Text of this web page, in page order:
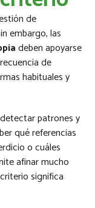
de
embargo, las
deben apoyarse
de
habituales y
patrones y
qué referencias
o cuáles
afinar mucho
significa